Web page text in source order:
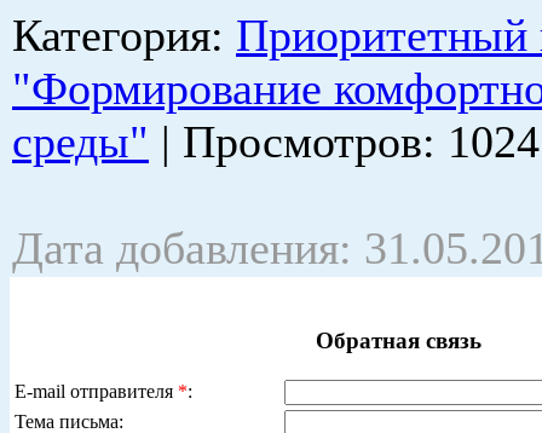
Категория: Приоритетный
"Формирование
среды" | Просмотров: 1024
Дата добавления:
Обратная связь
E-mail отправителя *:
Тема письма: